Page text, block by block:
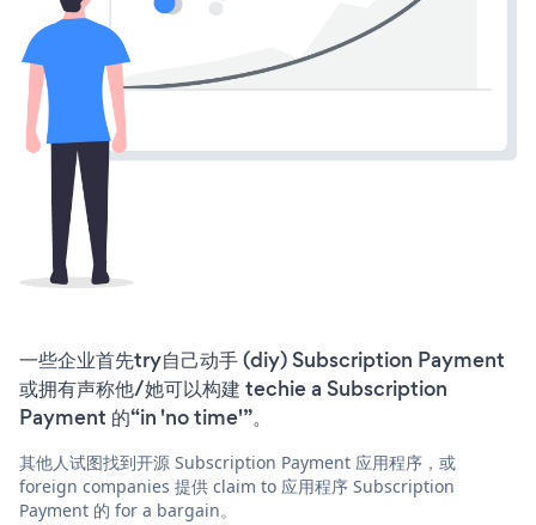
一些企业首先try自己动手 (diy) Subscription Payment
或拥有声称他/她可以构建 techie a Subscription
Payment 的“in 'no time'”。
其他人试图找到开源 Subscription Payment 应用程序，或
foreign companies 提供 claim to 应用程序 Subscription
Payment 的 for a bargain。